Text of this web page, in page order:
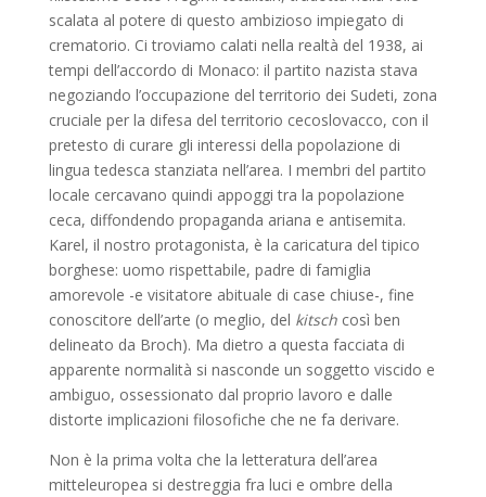
scalata al potere di questo ambizioso impiegato di
crematorio. Ci troviamo calati nella realtà del 1938, ai
tempi dell’accordo di Monaco: il partito nazista stava
negoziando l’occupazione del territorio dei Sudeti, zona
cruciale per la difesa del territorio cecoslovacco, con il
pretesto di curare gli interessi della popolazione di
lingua tedesca stanziata nell’area. I membri del partito
locale cercavano quindi appoggi tra la popolazione
ceca, diffondendo propaganda ariana e antisemita.
Karel, il nostro protagonista, è la caricatura del tipico
borghese: uomo rispettabile, padre di famiglia
amorevole -e visitatore abituale di case chiuse-, fine
conoscitore dell’arte (o meglio, del kitsch così ben
delineato da Broch). Ma dietro a questa facciata di
apparente normalità si nasconde un soggetto viscido e
ambiguo, ossessionato dal proprio lavoro e dalle
distorte implicazioni filosofiche che ne fa derivare.
Non è la prima volta che la letteratura dell’area
mitteleuropea si destreggia fra luci e ombre della